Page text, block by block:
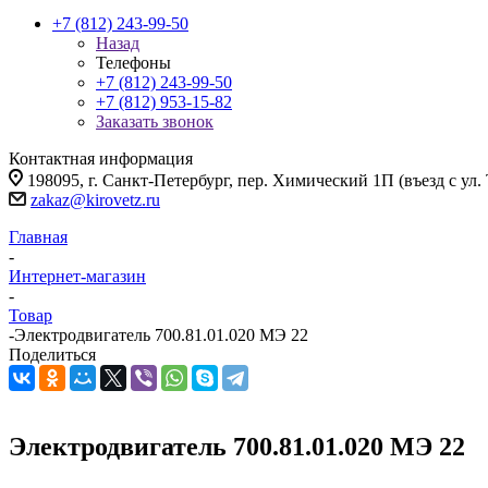
+7 (812) 243-99-50
Назад
Телефоны
+7 (812) 243-99-50
+7 (812) 953-15-82
Заказать звонок
Контактная информация
198095, г. Санкт-Петербург, пер. Химический 1П (въезд с
zakaz@kirovetz.ru
Главная
-
Интернет-магазин
-
Товар
-Электродвигатель 700.81.01.020 МЭ 22
Поделиться
Электродвигатель 700.81.01.020 МЭ 22